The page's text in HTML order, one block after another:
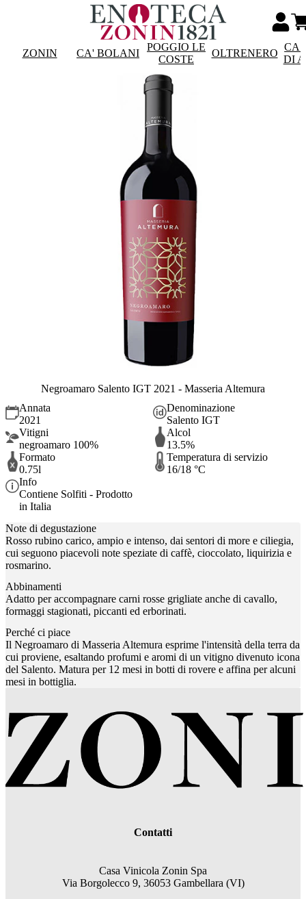
ZONIN CA' BOLANI
POGGIO LE
COSTE
OLTRENERO
DI
Negroamaro Salento IGT 2021 - Masseria Altemura
Annata
2021
Denominazione
Salento IGT
Vitigni
negroamaro 100%
Alcol
13.5%
Formato
0.75l
Temperatura di servizio
16/18 °C
Info
Contiene Solfiti - Prodotto
in Italia
Note di degustazione
Rosso rubino carico, ampio e intenso, dai sentori di more e ciliegia,
cui seguono piacevoli note speziate di caffè, cioccolato, liquirizia e
rosmarino.
Abbinamenti
Adatto per accompagnare carni rosse grigliate anche di cavallo,
formaggi stagionati, piccanti ed erborinati.
Perché ci piace
Il Negroamaro di Masseria Altemura esprime l'intensità della terra da
cui proviene, esaltando profumi e aromi di un vitigno divenuto icona
del Salento. Matura per 12 mesi in botti di rovere e affina per alcuni
mesi in bottiglia.
Contatti
Casa Vinicola Zonin Spa
Via Borgolecco 9, 36053 Gambellara (VI)